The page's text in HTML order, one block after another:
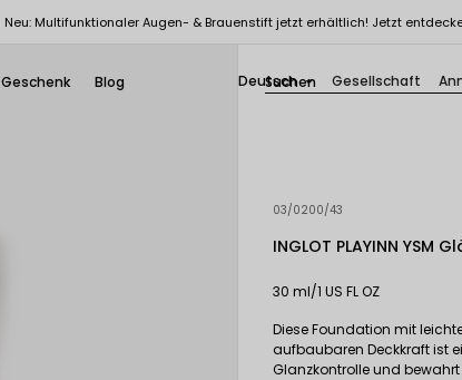
Neu: Multifunktionaler Augen- & Brauenstift jetzt erhältlich! Jetzt
Geschenk Blog Deutsch  Gesellschaft
03/0200/43
INGLOT PLAYINN YSM
30 ml/1 US FL OZ
Diese Foundation mit
aufbaubaren Deckkraft ist
Glanzkontrolle und